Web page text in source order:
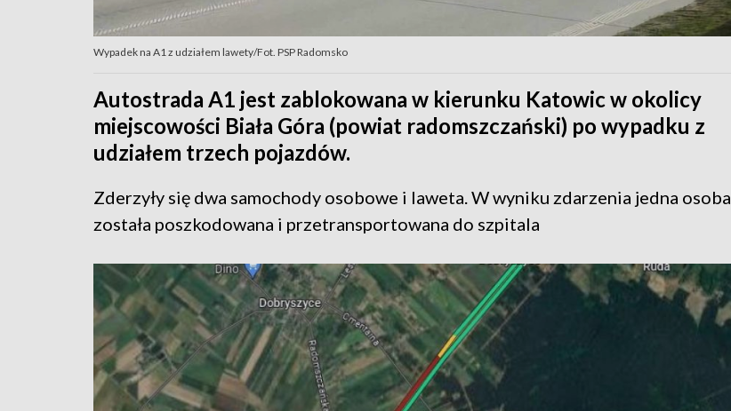
Wypadek na A1 z udziałem lawety/Fot. PSP Radomsko
Autostrada A1 jest zablokowana w kierunku Katowic w okolicy
miejscowości Biała Góra (powiat radomszczański) po wypadku z
udziałem trzech pojazdów.
Zderzyły się dwa samochody osobowe i laweta. W wyniku zdarzenia jedna osoba
została poszkodowana i przetransportowana do szpitala